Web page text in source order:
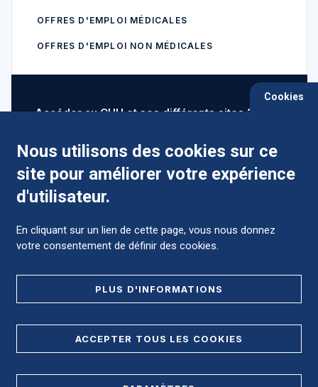
OFFRES D'EMPLOI MÉDICALES
OFFRES D'EMPLOI NON MÉDICALES
Accéder au CHU et ses différents sites ?
Comment préparer mon hospitalisation ?
Cookies
Nous utilisons des cookies sur ce
site pour améliorer votre expérience
d'utilisateur.
En cliquant sur un lien de cette page, vous nous donnez
votre consentement de définir des cookies.
PLUS D'INFORMATIONS
ACCEPTER TOUS LES COOKIES